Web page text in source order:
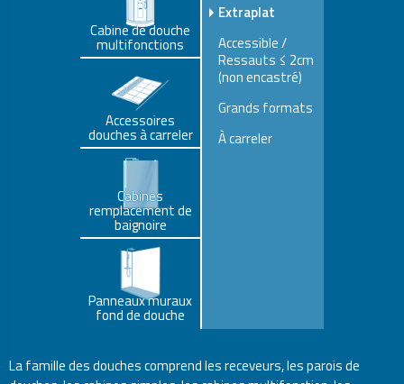
Extraplat
Accessible /
Ressauts ≤ 2cm
(non encastré)
Grands formats
À carreler
Cabine de douche
multifonctions
Accessoires
douches à carreler
Cabines
remplacement de
baignoire
Panneaux muraux
fond de douche
La famille des douches comprend les receveurs, les parois de